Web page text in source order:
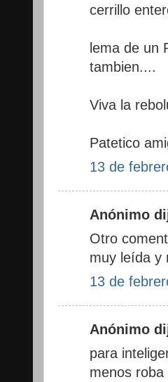
cerrillo
lema de un
tambien....
Viva la
Patetico
13 de
Anónimo
Otro
muy leída y
13 de
Anónimo
para
menos